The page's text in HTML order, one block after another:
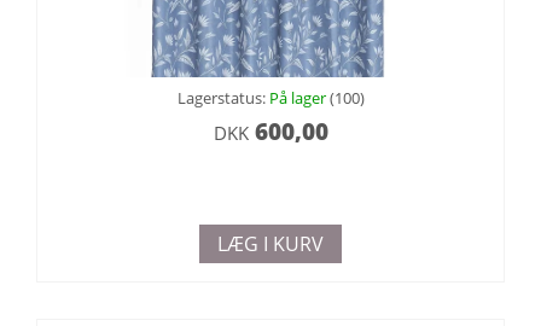
Lagerstatus: På lager(100)
DKK600,00
LÆG I KURV